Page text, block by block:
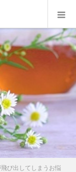
び出してしまうお悩